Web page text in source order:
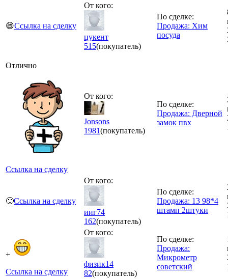
😄Ссылка на сделку
От кого:
цукент
515(покупатель)
По сделке:
Продажа: Хим
посуда
Отлично
Ссылка на сделку
От кого:
Jonsons
1981(покупатель)
По сделке:
Продажа: Дверной
замок пвх
🙂Ссылка на сделку
От кого:
ииг74
162(покупатель)
По сделке:
Продажа: 13 98*4
штамп 2штуки
+
Ссылка на сделку
От кого:
физик14
82(покупатель)
По сделке:
Продажа:
Микрометр
советский